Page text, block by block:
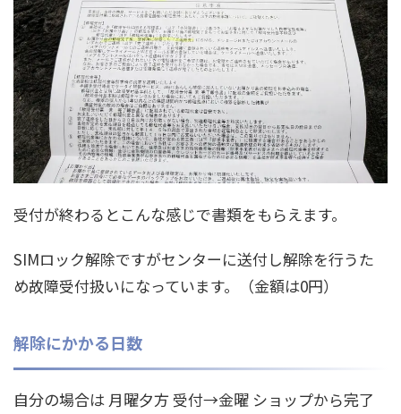
受付が終わるとこんな感じで書類をもらえます。
SIMロック解除ですがセンターに送付し解除を行うた
め故障受付扱いになっています。（金額は0円）
解除にかかる日数
自分の場合は 月曜夕方 受付→金曜 ショップから完了